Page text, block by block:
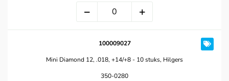
100009027
Mini Diamond 12, .018, +14/+8 - 10 stuks, Hilgers
350-0280